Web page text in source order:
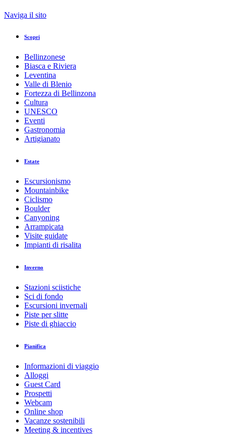
Naviga il sito
Scopri
Bellinzonese
Biasca e Riviera
Leventina
Valle di Blenio
Fortezza di Bellinzona
Cultura
UNESCO
Eventi
Gastronomia
Artigianato
Estate
Escursionismo
Mountainbike
Ciclismo
Boulder
Canyoning
Arrampicata
Visite guidate
Impianti di risalita
Inverno
Stazioni sciistiche
Sci di fondo
Escursioni invernali
Piste per slitte
Piste di ghiaccio
Pianifica
Informazioni di viaggio
Alloggi
Guest Card
Prospetti
Webcam
Online shop
Vacanze sostenibili
Meeting & incentives